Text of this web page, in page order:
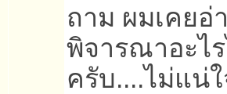
ถาม ผมเคย
พิจารณาอะไ
ครับ....ไม่แน่